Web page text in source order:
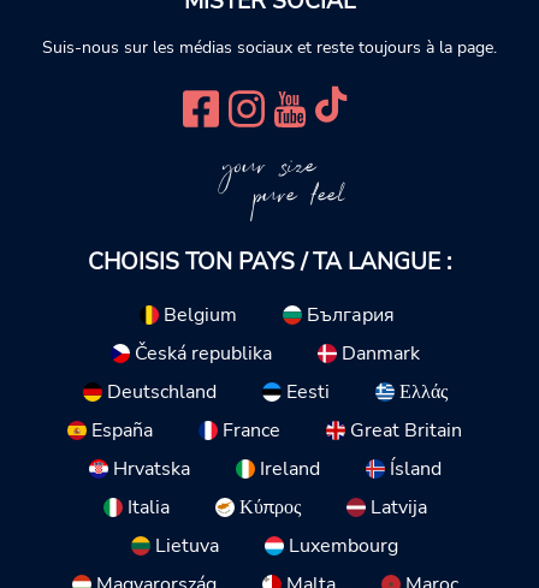
Suis-nous sur les médias sociaux et reste toujours à la page.
your size
pure feel
CHOISIS TON PAYS / TA LANGUE :
Belgium
България
Česká republika
Danmark
Deutschland
Eesti
Ελλάς
España
France
Great Britain
Hrvatska
Ireland
Ísland
Italia
Κύπρος
Latvija
Lietuva
Luxembourg